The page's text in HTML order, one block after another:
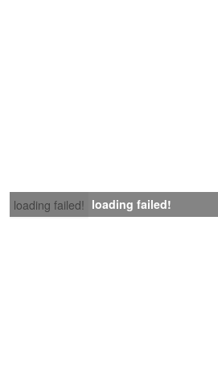
loading failed! loading failed!